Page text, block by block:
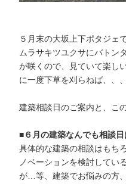
５月末の大坂上下ポタジェ
ムラサキツユクサにバトン
が咲くので、見ていて楽し
に一度下草を刈らねば、、
建築相談日のご案内と、こ
■６月の建築なんでも相談
具体的な建築の相談はもち
ノベーションを検討してい
が…等、建築でお悩みの方